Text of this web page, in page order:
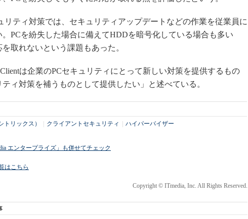
ティ対策では、セキュリティアップデートなどの作業を従業員に
PCを紛失した場合に備えてHDDを暗号化している場合も多い
取れないという課題もあった。
は企業のPCセキュリティにとって新しい対策を提供するもの
ィ対策を補うものとして提供したい」と述べている。
トリックス） クライアントセキュリティ ハイパーバイザー
エンタープライズ」も併せてチェック
はこちら
Copyright © ITmedia, Inc. All Rights Reserved.